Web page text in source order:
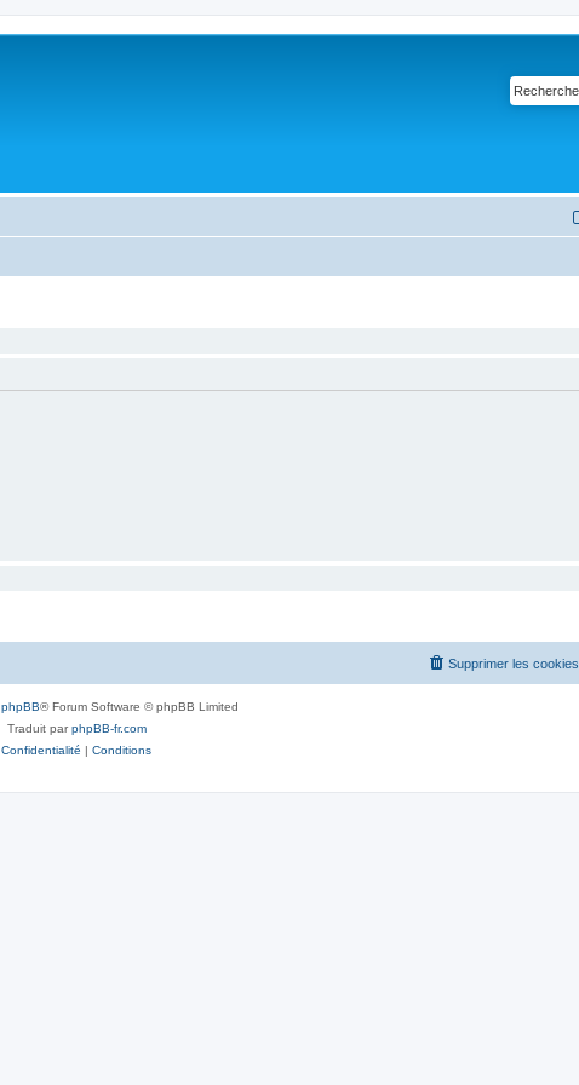
Supprimer les cookies
phpBB® Forum Software © phpBB Limited
Traduit parphpBB-fr.com
Confidentialité | Conditions